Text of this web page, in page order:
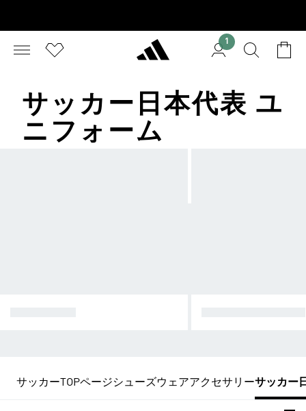
1
サッカー日本代表 ユ
ニフォーム
サッカーTOPページシューズウェアアクセサリーサッカー